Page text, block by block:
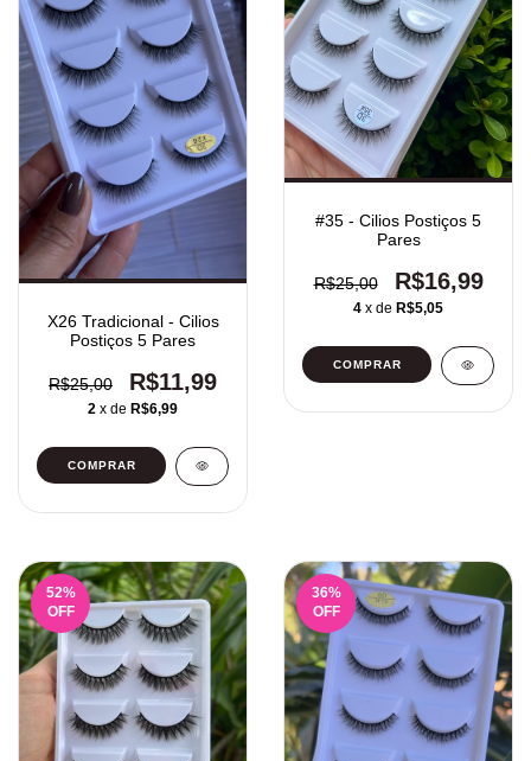
X26 Tradicional - Cilios
Postiços 5 Pares
R$25,00 R$11,99
2 x de R$6,99
#35 - Cilios Postiços 5
Pares
R$25,00 R$16,99
4 x de R$5,05
52%
OFF
36%
OFF